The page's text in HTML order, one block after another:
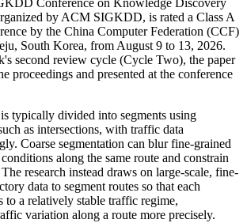
Conference on Knowledge Discovery
by ACM SIGKDD, is rated a Class A
by the China Computer Federation (CCF)
South Korea, from August 9 to 13, 2026.
second review cycle (Cycle Two), the paper
proceedings and presented at the conference
typically divided into segments using
as intersections, with traffic data
Coarse segmentation can blur fine-grained
along the same route and constrain
research instead draws on large-scale, fine-
data to segment routes so that each
to a relatively stable traffic regime,
variation along a route more precisely.